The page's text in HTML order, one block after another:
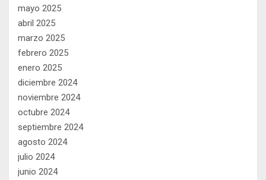
mayo 2025
abril 2025
marzo 2025
febrero 2025
enero 2025
diciembre 2024
noviembre 2024
octubre 2024
septiembre 2024
agosto 2024
julio 2024
junio 2024